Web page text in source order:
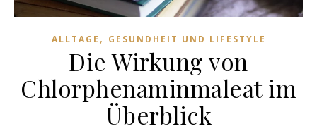
ALLTAGE , GESUNDHEIT UND LIFESTYLE
Die Wirkung von
Chlorphenaminmaleat im
Überblick